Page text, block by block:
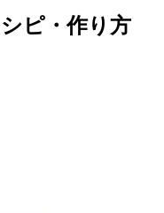
ピ・作り方